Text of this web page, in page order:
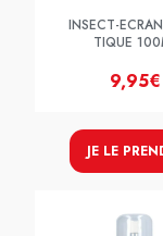
INSECT-
TIQUE
9,95€
JE LE